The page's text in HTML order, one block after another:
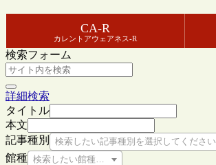
CA-R
カレントアウェアネス-R
検索フォーム
詳細検索
タイトル
本文
記事種別
検索したい記事種別を選択してください
館種 検索したい館種を選択してください